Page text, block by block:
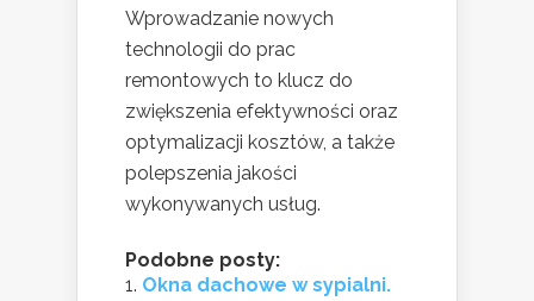
Wprowadzanie nowych
technologii do prac
remontowych to klucz do
zwiększenia efektywności oraz
optymalizacji kosztów, a także
polepszenia jakości
wykonywanych usług.
Podobne posty:
Okna dachowe w sypialni.